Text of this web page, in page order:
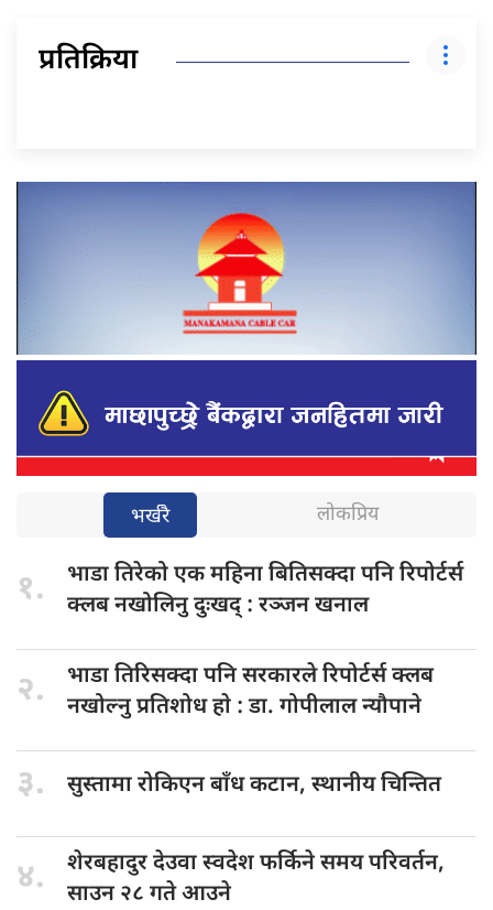
प्रतिक्रिया
भर्खरै लोकप्रिय
१. भाडा तिरेकोएक महिना बितिसक्दा पनि रिपोर्टर्स
क्लब नखोलिनु दुःखद् : रञ्जन खनाल
२. भाडा तिरिसक्दापनि सरकारले रिपोर्टर्स क्लब
नखोल्नु प्रतिशोध हाे : डा‍‍‍. गोपीलाल न्यौपाने
३. सुस्तामा रोकिएनबाँध कटान, स्थानीय चिन्तित
४. शेरबहादुर देउवास्वदेश फर्किने समय परिवर्तन,
साउन २८ गते आउने